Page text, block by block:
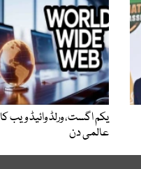
یکم اگست، ورلڈ وائیڈ ویب کا
عالمی دن